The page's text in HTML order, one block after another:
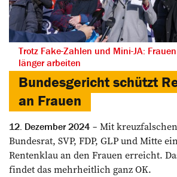
Trotz Fake-Zahlen und Mini-JA:
länger arbeiten
Bundesgericht schützt
an Frauen
12. Dezember 2024
Mit
Bundesrat, SVP, FDP, GLP und Mitte
Rentenklau an den Frauen erreicht.
findet das mehrheitlich ganz OK.